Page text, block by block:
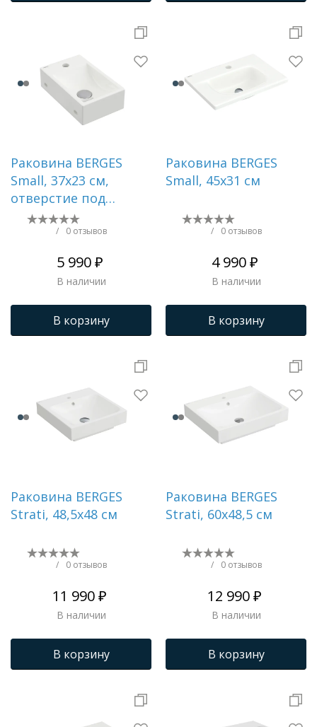
Раковина BERGES
Small, 37х23 см,
отверстие под
смеситель справа
/ 0 отзывов
5 990 ₽
В наличии
В корзину
Раковина BERGES
Small, 45х31 см
/ 0 отзывов
4 990 ₽
В наличии
В корзину
Раковина BERGES
Strati, 48,5х48 см
/ 0 отзывов
11 990 ₽
В наличии
В корзину
Раковина BERGES
Strati, 60х48,5 см
/ 0 отзывов
12 990 ₽
В наличии
В корзину